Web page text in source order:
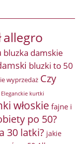
allegro
bluzka damskie
bluzki to 50
wyprzedaż Czy
Eleganckie kurtki
włoskie fajne i
po 50?
30 latki? jakie